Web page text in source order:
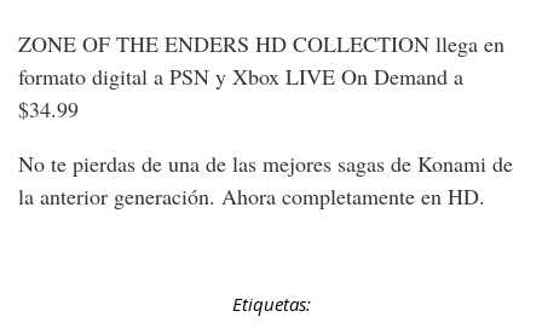
ZONE OF THE ENDERS HD COLLECTION llega en
formato digital a PSN y Xbox LIVE On Demand a
$34.99
No te pierdas de una de las mejores sagas de Konami de
la anterior generación. Ahora completamente en HD.
Etiquetas: